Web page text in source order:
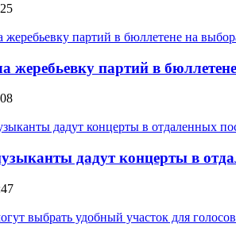
жеребьевку партий в
дадут концерты в